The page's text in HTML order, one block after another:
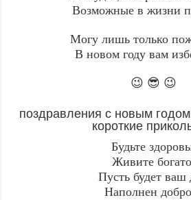
Возможные в жизни
Могу лишь только
В новом году вам
😉 😎 😉
поздравления с новым
короткие
Будьте
Живите
Пусть будет ваш
Наполнен